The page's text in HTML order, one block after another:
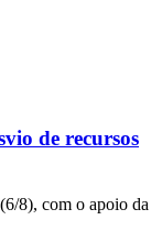
de recursos
8), com o apoio da